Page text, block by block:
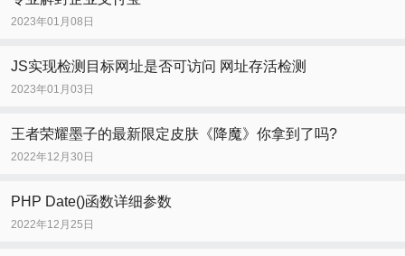
2023年01月08日
JS实现检测目标网址是否可访问 网址存活检测
2023年01月03日
王者荣耀墨子的最新限定皮肤《降魔》你拿到了吗?
2022年12月30日
PHP Date()函数详细参数
2022年12月25日